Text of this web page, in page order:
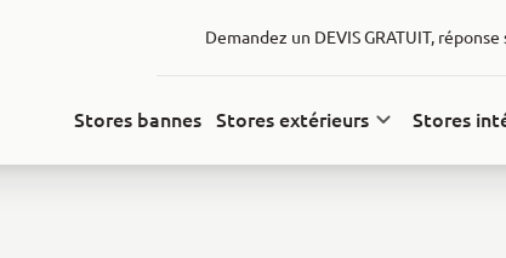
Demandez un DEVIS GRATUIT, réponse
Stores bannes Stores extérieurs Stores